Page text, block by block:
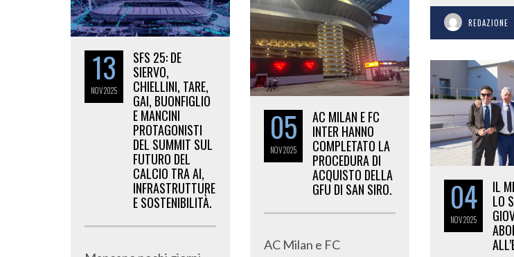
REDAZIONE
13
NOV2025
SFS 25: DE
SIERVO,
CHIELLINI, TARE,
GAI, BUONFIGLIO
E MANCINI
PROTAGONISTI
DEL SUMMIT SUL
FUTURO DEL
CALCIO TRA AI,
INFRASTRUTTURE
E SOSTENIBILITÀ.
05
NOV2025
AC MILAN E FC
INTER HANNO
COMPLETATO LA
PROCEDURA DI
ACQUISTO DELLA
GFU DI SAN SIRO.
AC Milan e FC
04
NOV2025
IL
LO